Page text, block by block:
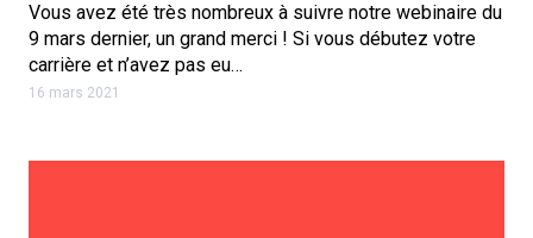
Vous avez été très nombreux à suivre notre webinaire du
9 mars dernier, un grand merci ! Si vous débutez votre
carrière et n’avez pas eu…
16 mars 2021